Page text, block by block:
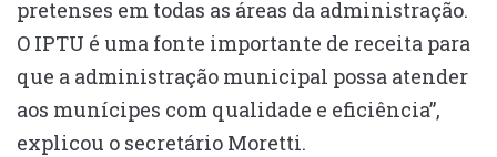
pretenses em todas as áreas da administração.
O IPTU é uma fonte importante de receita para
que a administração municipal possa atender
aos munícipes com qualidade e eficiência”,
explicou o secretário Moretti.